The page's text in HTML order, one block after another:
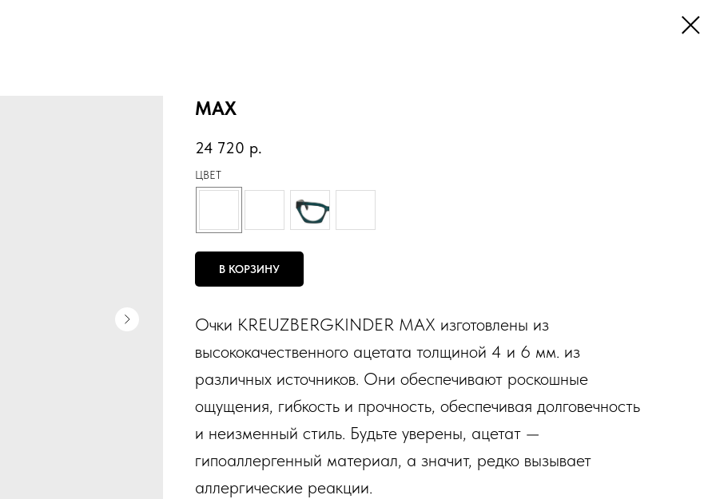
MAX
24 720 р.
ЦВЕТ
В КОРЗИНУ
Очки KREUZBERGKINDER MAX изготовлены из
высококачественного ацетата толщиной 4 и 6 мм. из
различных источников. Они обеспечивают роскошные
ощущения, гибкость и прочность, обеспечивая долговечность
и неизменный стиль. Будьте уверены, ацетат —
гипоаллергенный материал, а значит, редко вызывает
аллергические реакции.